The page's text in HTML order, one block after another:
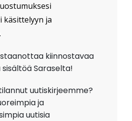
käsittelyyn ja
kiinnostavaa
Saraselta!
uutiskirjeemme?
ja
uutisia